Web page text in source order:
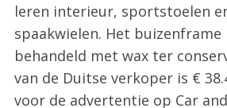
leren interieur, sportstoelen
spaakwielen. Het
behandeld met wax ter
van de Duitse verkoper is €
voor de advertentie op Car